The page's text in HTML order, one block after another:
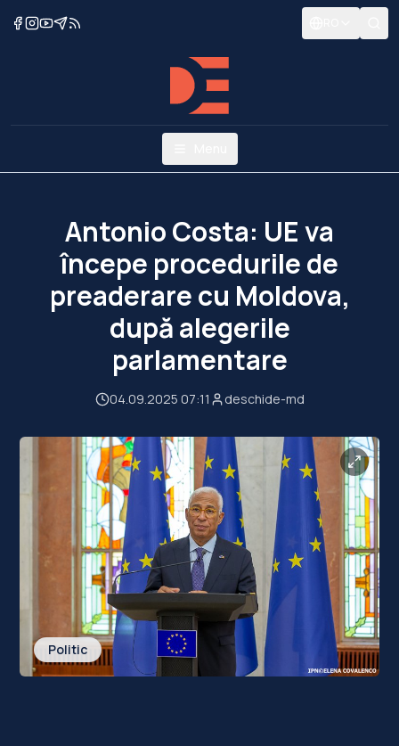
Antonio Costa: UE va
începe procedurile de
preaderare cu Moldova,
după alegerile
parlamentare
04.09.2025 07:11 deschide-md
Politic